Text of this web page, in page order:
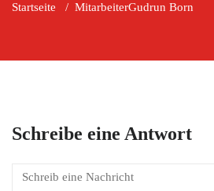
Startseite / MitarbeiterGudrun Born
Schreibe eine Antwort